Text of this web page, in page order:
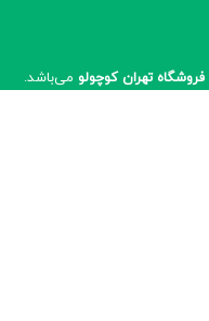
فروشگاه تهران کوچولو می‌باشد.​​​​​​​